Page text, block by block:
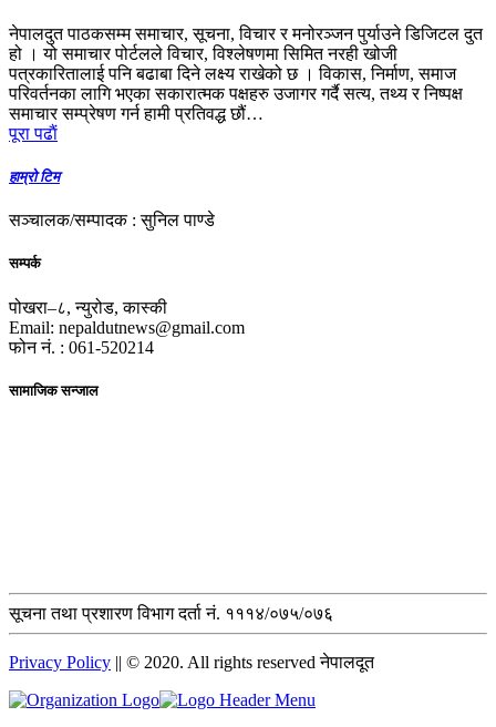
नेपालदुत पाठकसम्म समाचार, सूचना, विचार र मनोरञ्जन पुर्याउने डिजिटल दुत
हो । यो समाचार पोर्टलले विचार, विश्लेषणमा सिमित नरही खोजी
पत्रकारितालाई पनि बढाबा दिने लक्ष्य राखेको छ । विकास, निर्माण, समाज
परिवर्तनका लागि भएका सकारात्मक पक्षहरु उजागर गर्दै सत्य, तथ्य र निष्पक्ष
समाचार सम्प्रेषण गर्न हामी प्रतिवद्ध छौं…
पूरा पढाैं
हाम्रो टिम
सञ्चालक/सम्पादक : सुनिल पाण्डे
सम्पर्क
पोखरा–८, न्युरोड, कास्की
Email: nepaldutnews@gmail.com
फोन नं. : 061-520214
सामाजिक सन्जाल
सूचना तथा प्रशारण विभाग दर्ता नं. १११४/०७५/०७६
Privacy Policy || © 2020. All rights reserved नेपालदूत